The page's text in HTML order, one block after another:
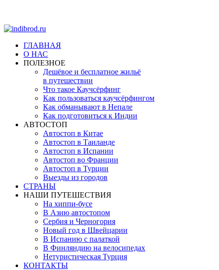
ГЛАВНАЯ
О НАС
ПОЛЕЗНОЕ
Дешёвое и бесплатное жильё
в путешествии
Что такое Каучсёрфинг
Как пользоваться каучсёрфингом
Как обманывают в Непале
Как подготовиться к Индии
АВТОСТОП
Автостоп в Китае
Автостоп в Таиланде
Автостоп в Испании
Автостоп во Франции
Автостоп в Турции
Выезды из городов
СТРАНЫ
НАШИ ПУТЕШЕСТВИЯ
На хиппи-бусе
В Азию автостопом
Сербия и Черногория
Новый год в Швейцарии
В Испанию с палаткой
В Финляндию на велосипедах
Нетуристическая Турция
КОНТАКТЫ